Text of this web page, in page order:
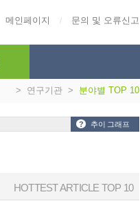
메인페이지 / 문의 및 오류신고
> 연구기관 > 분야별 TOP 10
? 추이 그래프
HOTTEST ARTICLE TOP 10